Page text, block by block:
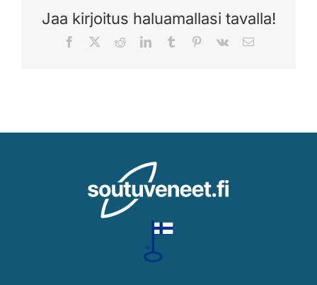
Jaa kirjoitus haluamallasi tavalla!
Facebook RedditLinkedInTumblr Pinterest
Vk Sähköposti